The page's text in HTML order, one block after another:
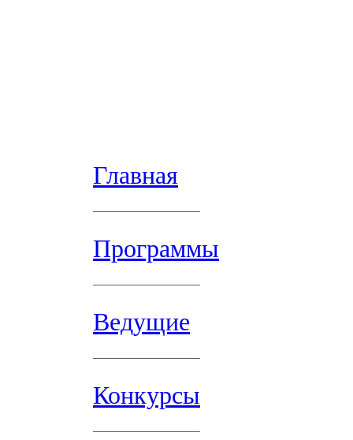
Главная
Программы
Ведущие
Конкурсы